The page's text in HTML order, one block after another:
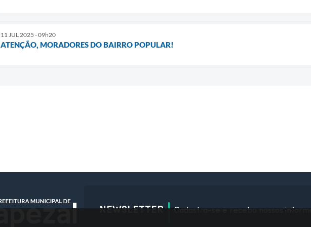
11 JUL 2025 - 09h20
ATENÇÃO, MORADORES DO BAIRRO POPULAR!
NEWSLETTER Cadastra-se e receba nossos